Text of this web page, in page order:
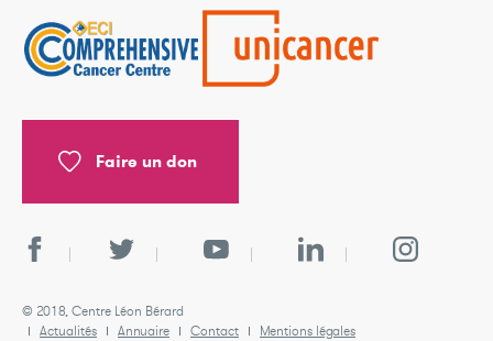
Faire un don
© 2018, Centre Léon Bérard
Actualités
Annuaire Contact
Mentions légales